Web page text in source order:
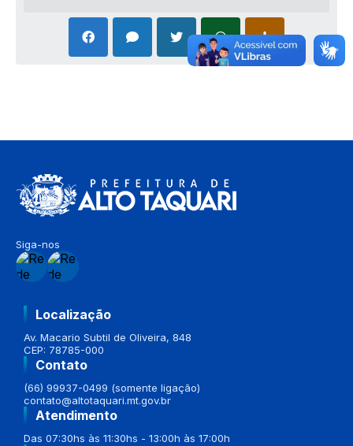
Siga-nos
Localização
Av. Macario Subtil de Oliveira, 848
CEP: 78785-000
Contato
(66) 99937-0499 (somente ligação)
contato@altotaquari.mt.gov.br
Atendimento
Das 07:30hs às 11:30hs - 13:00h às 17:00h